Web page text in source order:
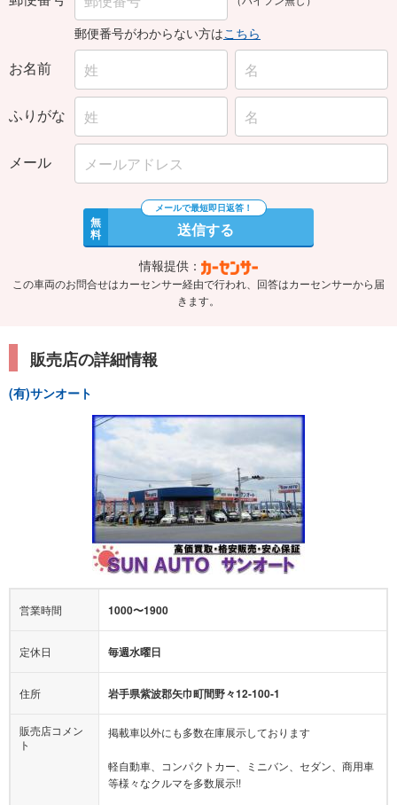
郵便番号がわからない方はこちら
お名前
ふりがな
メール
無
料 送信する
情報提供：
この車両のお問合せはカーセンサー経由で行われ、回答はカーセンサーから届
きます。
販売店の詳細情報
(有)サンオート
営業時間 1000〜1900
定休日 毎週水曜日
住所 岩手県紫波郡矢巾町間野々12-100-1
販売店コメン
ト
掲載車以外にも多数在庫展示しております
軽自動車、コンパクトカー、ミニバン、セダン、商用車
等様々なクルマを多数展示!!